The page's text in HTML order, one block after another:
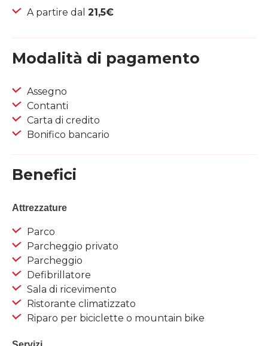
A partire dal 21,5€
Modalità di pagamento
Assegno
Contanti
Carta di credito
Bonifico bancario
Benefici
Attrezzature
Parco
Parcheggio privato
Parcheggio
Defibrillatore
Sala di ricevimento
Ristorante climatizzato
Riparo per biciclette o mountain bike